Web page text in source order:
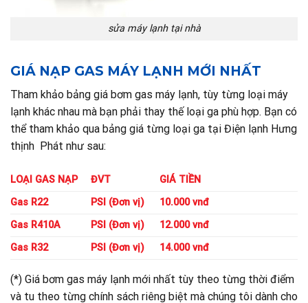
sửa máy lạnh tại nhà
GIÁ NẠP GAS MÁY LẠNH MỚI NHẤT
Tham khảo bảng giá bơm gas máy lạnh, tùy từng loại máy
lạnh khác nhau mà bạn phải thay thế loại ga phù hợp. Bạn có
thể tham khảo qua bảng giá từng loại ga tại Điện lạnh Hưng
thịnh Phát như sau:
LOẠI GAS NẠP ĐVT
GIÁ TIỀN
Gas R22
PSI (Đơn vị)
10.000 vnđ
Gas R410A
PSI (Đơn vị)
12.000 vnđ
Gas R32
PSI (Đơn vị) 14.000 vnđ
(*) Giá bơm gas máy lạnh mới nhất tùy theo từng thời điểm
và tu theo từng chính sách riêng biệt mà chúng tôi dành cho